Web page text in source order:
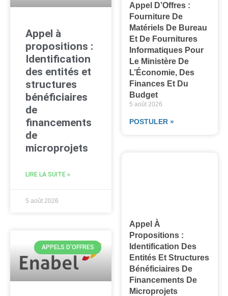
Appel à
propositions :
Identification
des entités et
structures
bénéficiaires
de
financements
de
microprojets
LIRE LA SUITE »
5 août 2026
APPELS D'OFFRES
Appel D’Offres :
Fourniture De
Matériels De Bureau
Et De Fournitures
Informatiques Pour
Le Ministère De
L’Économie, Des
Finances Et Du
Budget
5 août 2026
POSTULER »
Appel À
Propositions :
Identification Des
Entités Et Structures
Bénéficiaires De
Financements De
Microprojets